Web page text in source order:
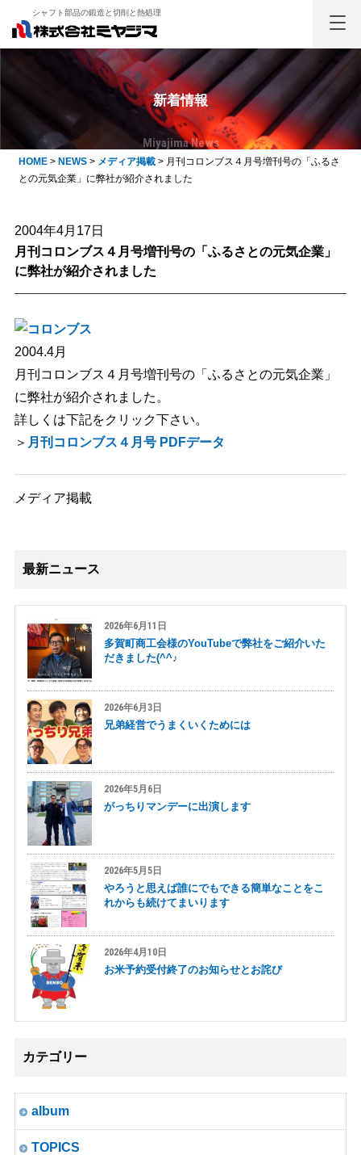
シャフト部品の鍛造と切削と熱処理
新着情報
Miyajima News
HOME> NEWS> メディア掲載> 月刊コロンブス４月号増刊号の「ふるさ
との元気企業」に弊社が紹介されました
2004年4月17日
月刊コロンブス４月号増刊号の「ふるさとの元気企業」
に弊社が紹介されました
2004.4月
月刊コロンブス４月号増刊号の「ふるさとの元気企業」
に弊社が紹介されました。
詳しくは下記をクリック下さい。
＞ 月刊コロンブス４月号 PDFデータ
メディア掲載
最新ニュース
2026年6月11日
多賀町商工会様のYouTubeで弊社をご紹介いた
だきました(^^♪
2026年6月3日
兄弟経営でうまくいくためには
2026年5月6日
がっちりマンデーに出演します
2026年5月5日
やろうと思えば誰にでもできる簡単なことをこ
れからも続けてまいります
2026年4月10日
お米予約受付終了のお知らせとお詫び
カテゴリー
album
TOPICS